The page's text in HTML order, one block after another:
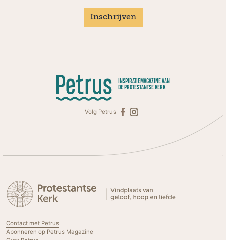
Inschrijven
INSPIRATIEMAGAZINE VAN
DE PROTESTANTSE KERK
Volg Petrus
Contact met Petrus
Abonneren op Petrus Magazine